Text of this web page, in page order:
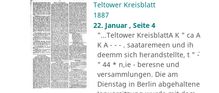
Teltower Kreisblatt
1887
22. Januar , Seite 4
"...Teltower KreisblattA K " ca A
K A - - - . saataremeen und ih
deemm sich herandstellte, t " ´-
" 44 * n,ie - beresne und
versammlungen. Die am
Dienstag in Berlin abgehaltene